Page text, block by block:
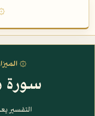
۞
سورة
التفسير يعرض